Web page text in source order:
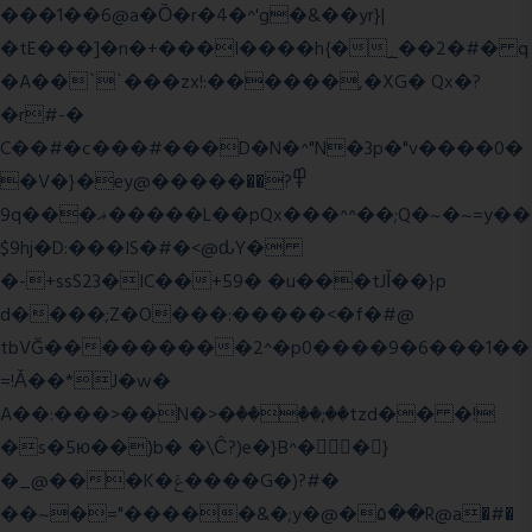
���1��6@a�Ȍ�r�4�^'g�&��yr}|
�tE���]�n�+���I����h{�_̣��2�#� q
�A��``���zx!:������,�XG� Qx�?
�r#-�
C��#�c���#���D�N�^"N�3p�"v����0�
�V�}�ey@�����߾?��
9q���ޣ�����L��pQx���^^��;Q�~�~=y��
$9hj�D:���IS�#�<@ԃY�
�-+ssS23�IC��+59� �u���tJǏ��}p
d����;Z�O���:�����<�f�#@
tbVĞ���������2^�p0����9�6���1��
=!Ǎ��*J�w�
A��:���>��N�>�ٝ����;��tzd�� �!
�s�5ю��)b� �\Ĉ?)e�}B^��}
�_@���K�ݝ����G�)?#�
��~�="�����&�;y�@�۵��R@a�#�